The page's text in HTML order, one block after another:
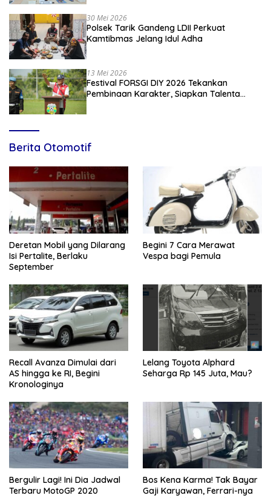
30 Mei 2026
Polsek Tarik Gandeng LDII Perkuat
Kamtibmas Jelang Idul Adha
13 Mei 2026
Festival FORSGI DIY 2026 Tekankan
Pembinaan Karakter, Siapkan Talenta
Berita Otomotif
Deretan Mobil yang Dilarang
Isi Pertalite, Berlaku
September
Begini 7 Cara Merawat
Vespa bagi Pemula
Recall Avanza Dimulai dari
AS hingga ke RI, Begini
Kronologinya
Lelang Toyota Alphard
Seharga Rp 145 Juta, Mau?
Bergulir Lagi! Ini Dia Jadwal
Terbaru MotoGP 2020
Bos Kena Karma! Tak Bayar
Gaji Karyawan, Ferrari-nya